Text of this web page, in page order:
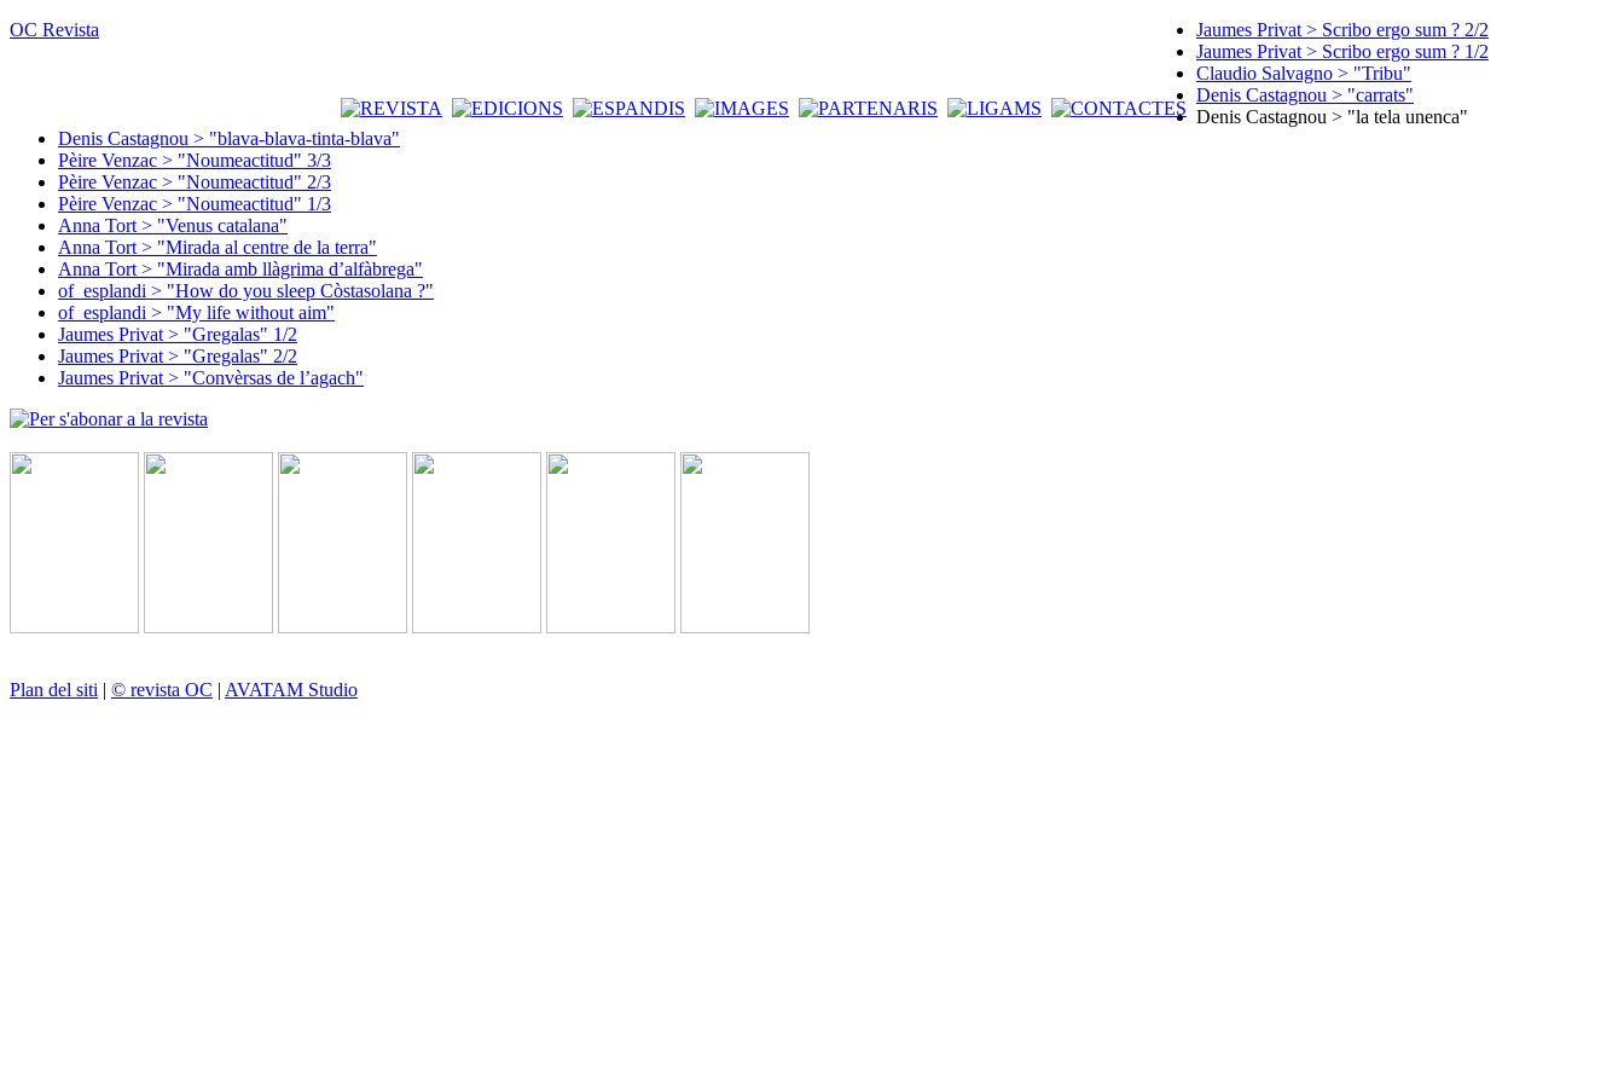
OC Revista
Jaumes Privat > Scribo ergo sum ? 2/2
Jaumes Privat > Scribo ergo sum ? 1/2
Claudio Salvagno > "Tribu"
Denis Castagnou > "carrats"
Denis Castagnou > "la tela unenca"
Denis Castagnou > "blava-blava-tinta-blava"
Pèire Venzac > "Noumeactitud" 3/3
Pèire Venzac > "Noumeactitud" 2/3
Pèire Venzac > "Noumeactitud" 1/3
Anna Tort > "Venus catalana"
Anna Tort > "Mirada al centre de la terra"
Anna Tort > "Mirada amb llàgrima d’alfàbrega"
of_esplandi > "How do you sleep Còstasolana ?"
of_esplandi > "My life without aim"
Jaumes Privat > "Gregalas" 1/2
Jaumes Privat > "Gregalas" 2/2
Jaumes Privat > "Convèrsas de l’agach"
Plan del siti | © revista OC | AVATAM Studio